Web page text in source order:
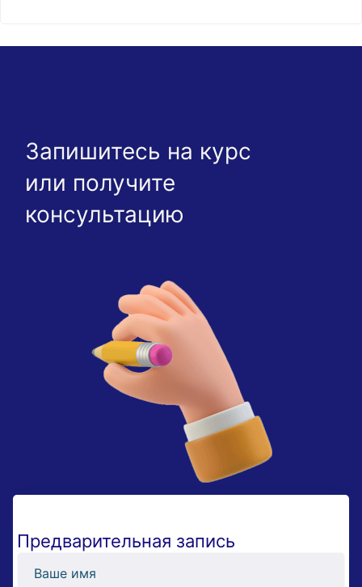
Запишитесь на курс
или получите
консультацию
Предварительная запись